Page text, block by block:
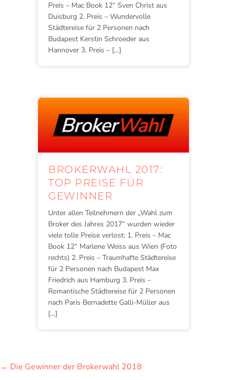
Preis – Mac Book 12“ Sven Christ aus
Duisburg 2. Preis – Wundervolle
Städtereise für 2 Personen nach
Budapest Kerstin Schroeder aus
Hannover 3. Preis – […]
BROKERWAHL 2017:
TOP PREISE FÜR
GEWINNER
Unter allen Teilnehmern der „Wahl zum
Broker des Jahres 2017“ wurden wieder
viele tolle Preise verlost: 1. Preis – Mac
Book 12“ Marlene Weiss aus Wien (Foto
rechts) 2. Preis – Traumhafte Städtereise
für 2 Personen nach Budapest Max
Friedrich aus Hamburg 3. Preis –
Romantische Städtereise für 2 Personen
nach Paris Bernadette Galli-Müller aus
[…]
POSTS
← Die Gewinner der Brokerwahl 2018